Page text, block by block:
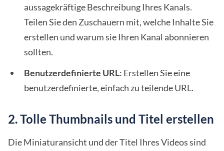
aussagekräftige Beschreibung Ihres Kanals.
Teilen Sie den Zuschauern mit, welche Inhalte Sie
erstellen und warum sie Ihren Kanal abonnieren
sollten.
Benutzerdefinierte URL: Erstellen Sie eine
benutzerdefinierte, einfach zu teilende URL.
2. Tolle Thumbnails und Titel erstellen
Die Miniaturansicht und der Titel Ihres Videos sind